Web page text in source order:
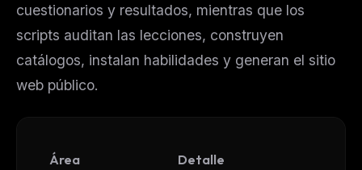
cuestionarios y resultados, mientras que los
scripts auditan las lecciones, construyen
catálogos, instalan habilidades y generan el sitio
web público.
Área Detalle